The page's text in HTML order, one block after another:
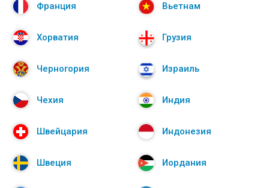
Франция
Хорватия
Черногория
Чехия
Швейцария
Швеция
Вьетнам
Грузия
Израиль
Индия
Индонезия
Иордания